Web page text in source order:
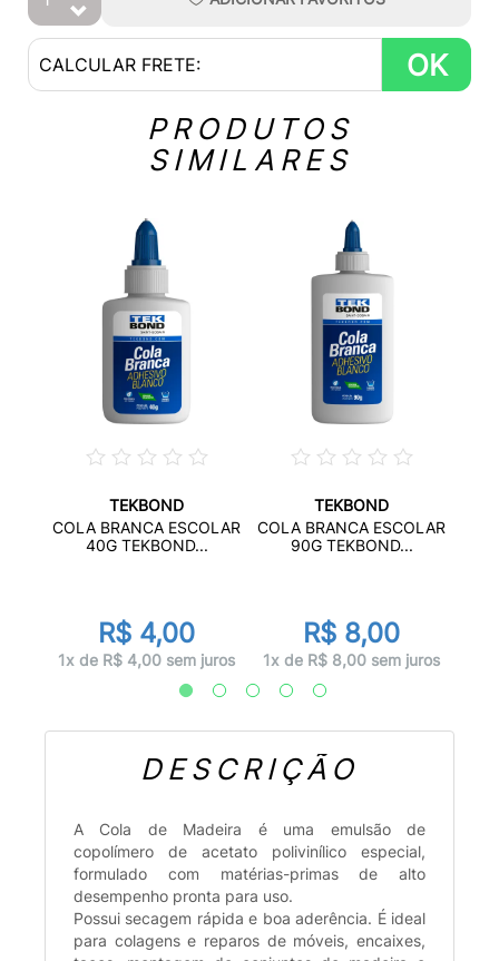
OK
PRODUTOS
SIMILARES
TEKBOND
COLA BRANCA ESCOLAR
40G TEKBOND...
R$ 4,00
1x de R$ 4,00 sem juros
TEKBOND
COLA BRANCA ESCOLAR
90G TEKBOND...
R$ 8,00
1x de R$ 8,00 sem juros
DESCRIÇÃO
A Cola de Madeira é uma emulsão de
copolímero de acetato polivinílico especial,
formulado com matérias-primas de alto
desempenho pronta para uso.
Possui secagem rápida e boa aderência. É ideal
para colagens e reparos de móveis, encaixes,